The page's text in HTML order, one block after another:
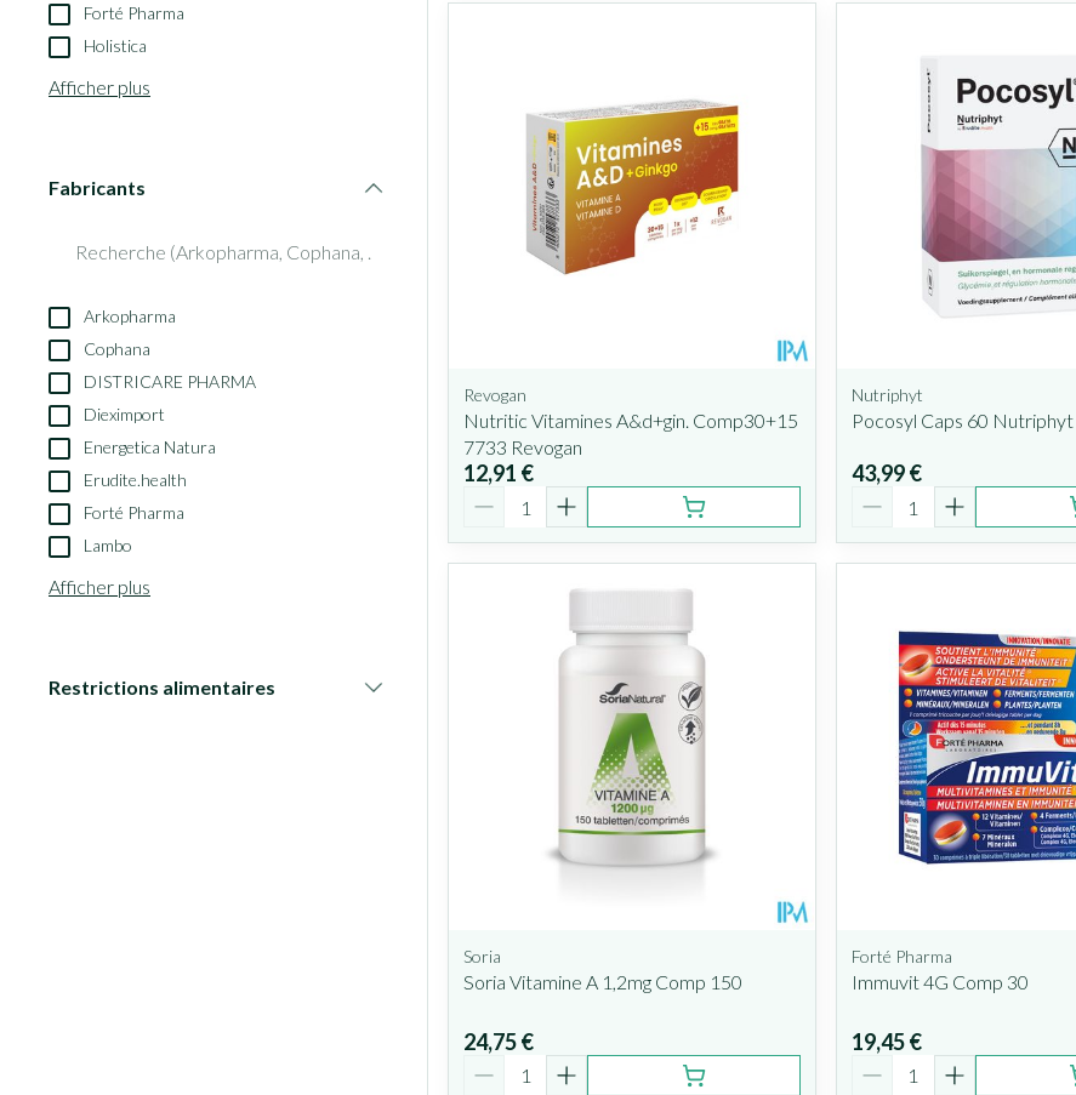
Forté Pharma
Holistica
Afficher plus
Fabricants
Arkopharma
Cophana
DISTRICARE PHARMA
Dieximport
Energetica Natura
Erudite.health
Forté Pharma
Lambo
Afficher plus
Restrictions alimentaires
Revogan
Nutritic Vitamines A&d+gin. Comp30+15
7733 Revogan
12,91 €
Quantité
Nutriphyt
Pocosyl Caps 60 Nutriphyt
43,99 €
Quantité
Soria
Soria Vitamine A 1,2mg Comp 150
24,75 €
Quantité
Forté Pharma
Immuvit 4G Comp 30
19,45 €
Quantité